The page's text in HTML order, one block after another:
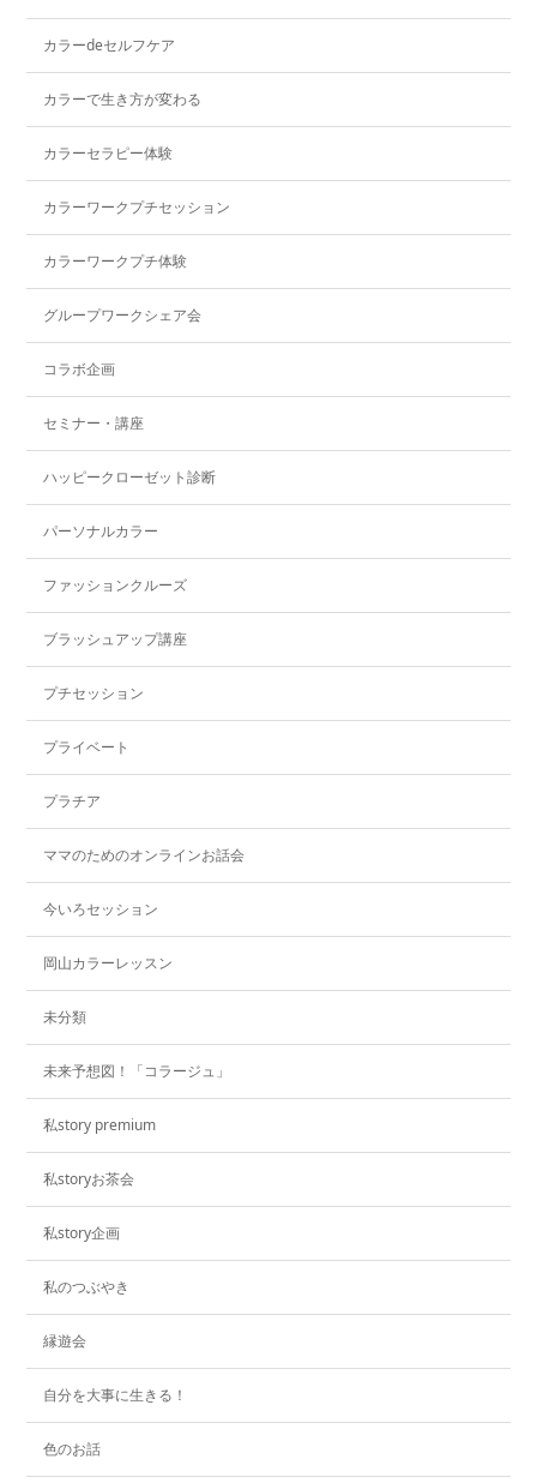
カラーdeセルフケア
カラーで生き方が変わる
カラーセラピー体験
カラーワークプチセッション
カラーワークプチ体験
グループワークシェア会
コラボ企画
セミナー・講座
ハッピークローゼット診断
パーソナルカラー
ファッションクルーズ
ブラッシュアップ講座
プチセッション
プライベート
プラチア
ママのためのオンラインお話会
今いろセッション
岡山カラーレッスン
未分類
未来予想図！「コラージュ」
私story premium
私storyお茶会
私story企画
私のつぶやき
縁遊会
自分を大事に生きる！
色のお話